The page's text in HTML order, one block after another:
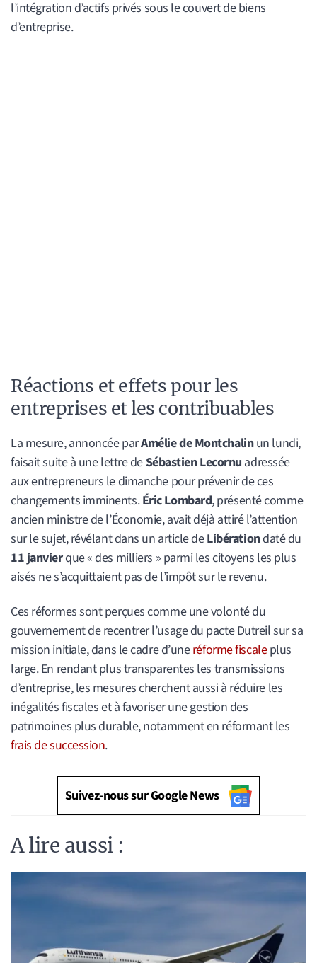
l’intégration d’actifs privés sous le couvert de biens
d’entreprise.
Réactions et effets pour les
entreprises et les contribuables
La mesure, annoncée parAmélie de Montchalinun lundi,
faisait suite à une lettre deSébastien Lecornu adressée
aux entrepreneurs le dimanche pour prévenir de ces
changements imminents.Éric Lombard, présenté comme
ancien ministre de l’Économie, avait déjà attiré l’attention
sur le sujet, révélant dans un article deLibérationdaté du
11 janvierque « des milliers » parmi les citoyens les plus
aisés ne s’acquittaient pas de l’impôt sur le revenu.
Ces réformes sont perçues comme une volonté du
gouvernement de recentrer l’usage du pacte Dutreil sur sa
mission initiale, dans le cadre d’uneréforme fiscaleplus
large. En rendant plus transparentes les transmissions
d’entreprise, les mesures cherchent aussi à réduire les
inégalités fiscales et à favoriser une gestion des
patrimoines plus durable, notamment en réformant les
frais de succession.
Suivez-nous sur Google News
A lire aussi :